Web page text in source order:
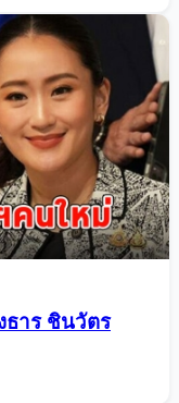
ธาร ชินวัตร